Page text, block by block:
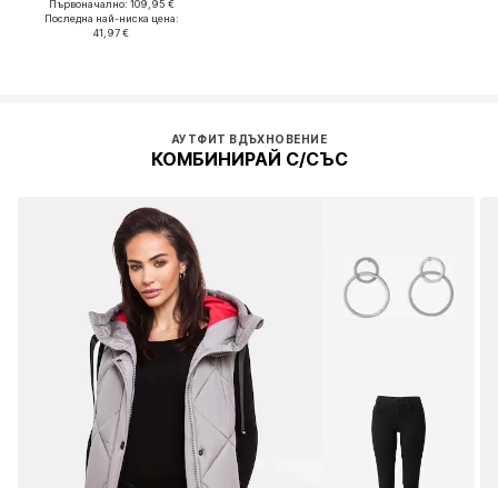
Първоначално: 109,95 €
Последна най-ниска цена:
41,97 €
АУТФИТ ВДЪХНОВЕНИЕ
КОМБИНИРАЙ С/СЪС